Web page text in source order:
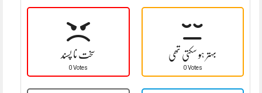
سخت نا پسند
0 Votes
بہتر ہو سکتی تھی
0 Votes